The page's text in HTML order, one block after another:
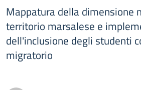
Mappatura della dimensione
territorio marsalese e
dell'inclusione degli studenti
migratorio